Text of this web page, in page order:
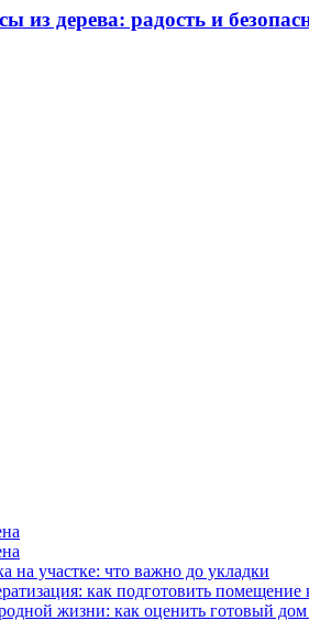
из дерева: радость и
на участке: что важно до укладки
как подготовить
жизни: как оценить готовый